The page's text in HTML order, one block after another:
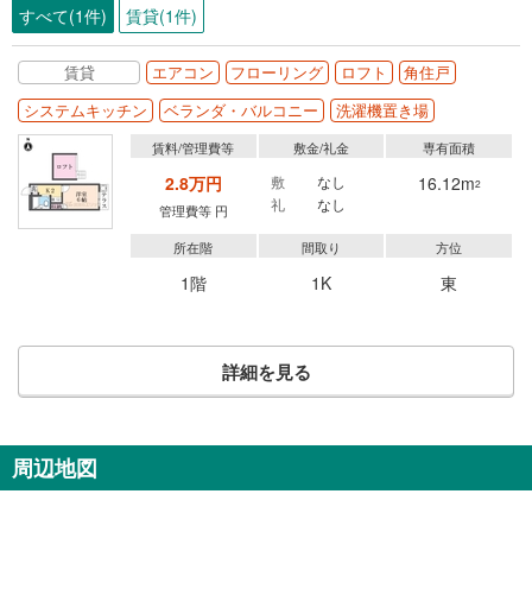
すべて(1件) 賃貸(1件)
賃貸 エアコン フローリング ロフト
角住戸
システムキッチン
ベランダ・バルコニー 洗濯機置き場
賃料/管理費等
2.8万円
管理費等 円
敷金/礼金
敷
なし
礼
なし
専有面積
16.12m2
所在階
1階
間取り
1K
方位
東
詳細を見る
周辺地図